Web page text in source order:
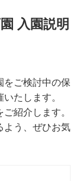
入園説明
をご検討中の保
たします。
紹介します。
よう、ぜひお気